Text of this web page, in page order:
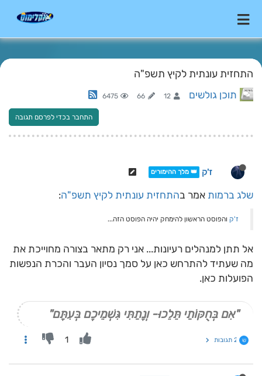
התחזית עונתית לקיץ תשפ"ה
תוכן גולשים 12
66
6475
התחבר בכדי לפרסם תגובה
ז'ק 👑 מלך ההימורים
שלג ברמות אמר בהתחזית עונתית לקיץ תשפ"ה:
ז'ק והפוסט הראשון להימחק יהיה הפוסט הזה...
אל תתן למנהלים רעיונות... אני רק מתאר בצורה מחוייכת את
מה שעתיד להתרחש כאן על סמך נסיון העבר והכרת הנפשות
הפועלות כאן.
"אִם בְּחֻקּוֹתַי תֵּלֵכוּ- וְנָתַתִּי גִּשְׁמֵיכֶם בְּעִתָּם"
ש 2 תגובות 1